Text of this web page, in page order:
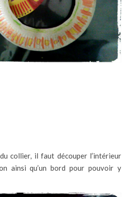
collier, il faut découper l’intérieur
ainsi qu’un bord pour pouvoir y